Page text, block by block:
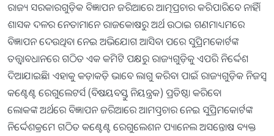
ରାଜ୍ୟ ସରକାରଗୁଡ଼ିକ ବିଜ୍ଞାପନ ଜରିଆରେ ଆତ୍ମପ୍ରଚାର କରିପାରିବେ ନାହିଁ।
ଶାସକ ଦଳର ନେତାମାନେ ରାଜକୋଷରୁ ଅର୍ଥ ଉଠାଇ ଗଣମାଧ୍ୟମରେ
ବିଜ୍ଞାପନ ଦେଉଥିବା ନେଇ ଅଭିଯୋଗ ଆସିବା ପରେ ସୁପ୍ରିମକୋର୍ଟଙ୍କ
ତତ୍ତ୍ୱାବଧାନରେ ଗଠିତ ଏକ କମିଟି ପକ୍ଷରୁ ରାଜ୍ୟଗୁଡ଼ିକୁ ଏପରି ନିର୍ଦ୍ଦେଶ
ଦିଆଯାଇଛି। ଏହାକୁ କଡ଼ାକଡ଼ି ଭାବେ ଲାଗୁ କରିବା ପାଇଁ ରାଜ୍ୟଗୁଡ଼ିକ ନିଜସ୍ବ
କଣ୍ଟେଣ୍ଟ ରେଗୁଲେଟର୍ସ (ବିଷୟବସ୍ତୁ ନିୟନ୍ତ୍ରକ) ପ୍ରତିଷ୍ଠା କରିବେ।
ଲୋକଙ୍କ ଅର୍ଥରେ ବିଜ୍ଞାପନ ଜରିଆରେ ଆମତ୍ପ୍ରଚାର ନେଇ ସୁପ୍ରିମକୋର୍ଟଙ୍କ
ନିର୍ଦ୍ଦେଶକ୍ରମେ ଗଠିତ କଣ୍ଟେଣ୍ଟ ରେଗୁଲେଶନ ପ୍ୟାନେଲ ଅସନ୍ତୋଷ ବ୍ୟକ୍ତ